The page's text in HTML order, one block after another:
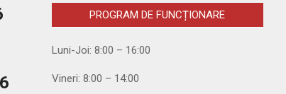
PROGRAM DE FUNCȚIONARE
Luni-Joi: 8:00 – 16:00
Vineri: 8:00 – 14:00